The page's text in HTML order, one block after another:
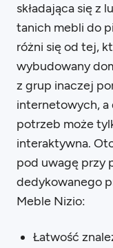
składająca się z
tanich mebli do
różni się od tej,
wybudowany
z grup inaczej
internetowych,
potrzeb może
interaktywna.
pod uwagę przy
dedykowanego
Meble Nizio:
Łatwość